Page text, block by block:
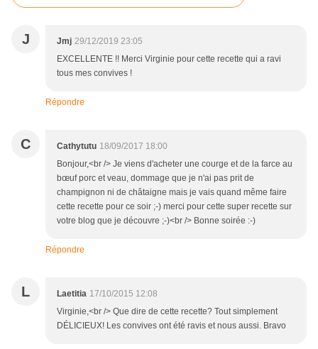
J Jmj 29/12/2019 23:05
EXCELLENTE !! Merci Virginie pour cette recette qui a ravi
tous mes convives !
Répondre
C Cathytutu 18/09/2017 18:00
Bonjour,<br /> Je viens d'acheter une courge et de la farce au
bœuf porc et veau, dommage que je n'ai pas prit de
champignon ni de châtaigne mais je vais quand même faire
cette recette pour ce soir ;-) merci pour cette super recette sur
votre blog que je découvre ;-)<br /> Bonne soirée :-)
Répondre
L Laetitia 17/10/2015 12:08
Virginie,<br /> Que dire de cette recette? Tout simplement
DÉLICIEUX! Les convives ont été ravis et nous aussi. Bravo